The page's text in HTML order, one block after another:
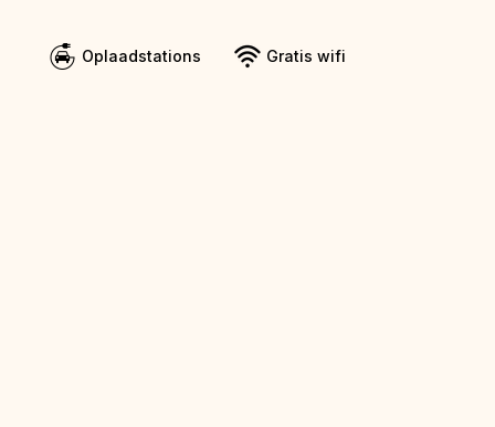
Oplaadstations Gratis wifi